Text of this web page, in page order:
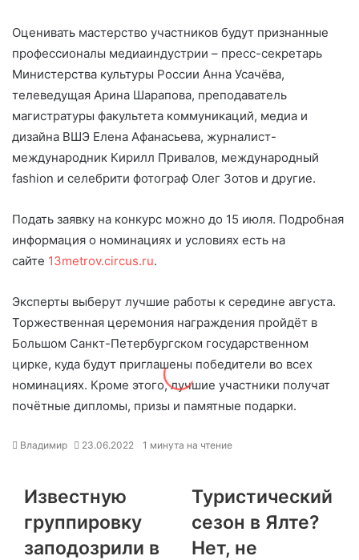
Оценивать мастерство участников будут признанные
профессионалы медиаиндустрии – пресс-секретарь
Министерства культуры России Анна Усачёва,
телеведущая Арина Шарапова, преподаватель
магистратуры факультета коммуникаций, медиа и
дизайна ВШЭ Елена Афанасьева, журналист-
международник Кирилл Привалов, международный
fashion и селебрити фотограф Олег Зотов и другие.
Подать заявку на конкурс можно до 15 июля. Подробная
информация о номинациях и условиях есть на
сайте 13metrov.circus.ru.
Эксперты выберут лучшие работы к середине августа.
Торжественная церемония награждения пройдёт в
Большом Санкт-Петербургском государственном
цирке, куда будут приглашены победители во всех
номинациях. Кроме этого, лучшие участники получат
почётные дипломы, призы и памятные подарки.
Владимир 23.06.2022 1 минута на чтение
Известную
группировку
заподозрили в
Туристический
сезон в Ялте?
Нет, не